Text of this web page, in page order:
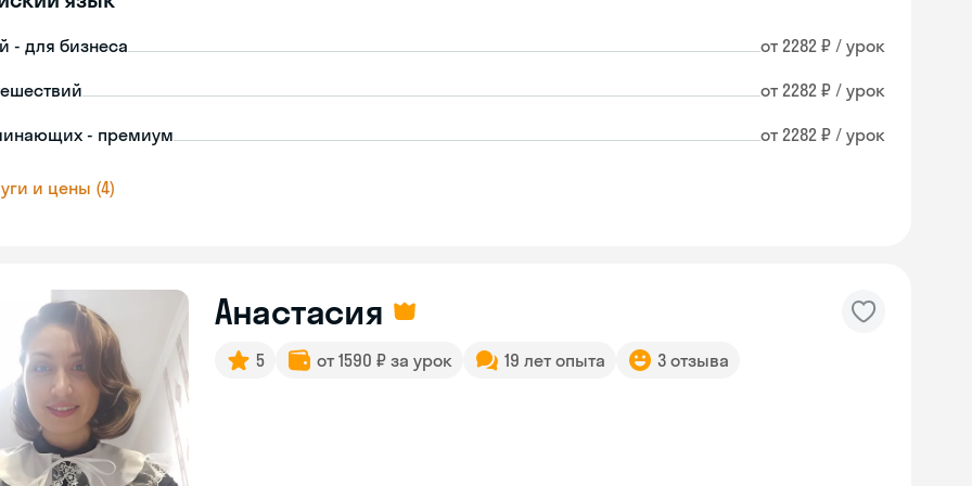
- для бизнеса от 2282 ₽ / урок
от 2282 ₽ / урок
- премиум от 2282 ₽ / урок
и цены (4)
Анастасия
5 от 1590 ₽ за урок 19 лет опыта 3 отзыва